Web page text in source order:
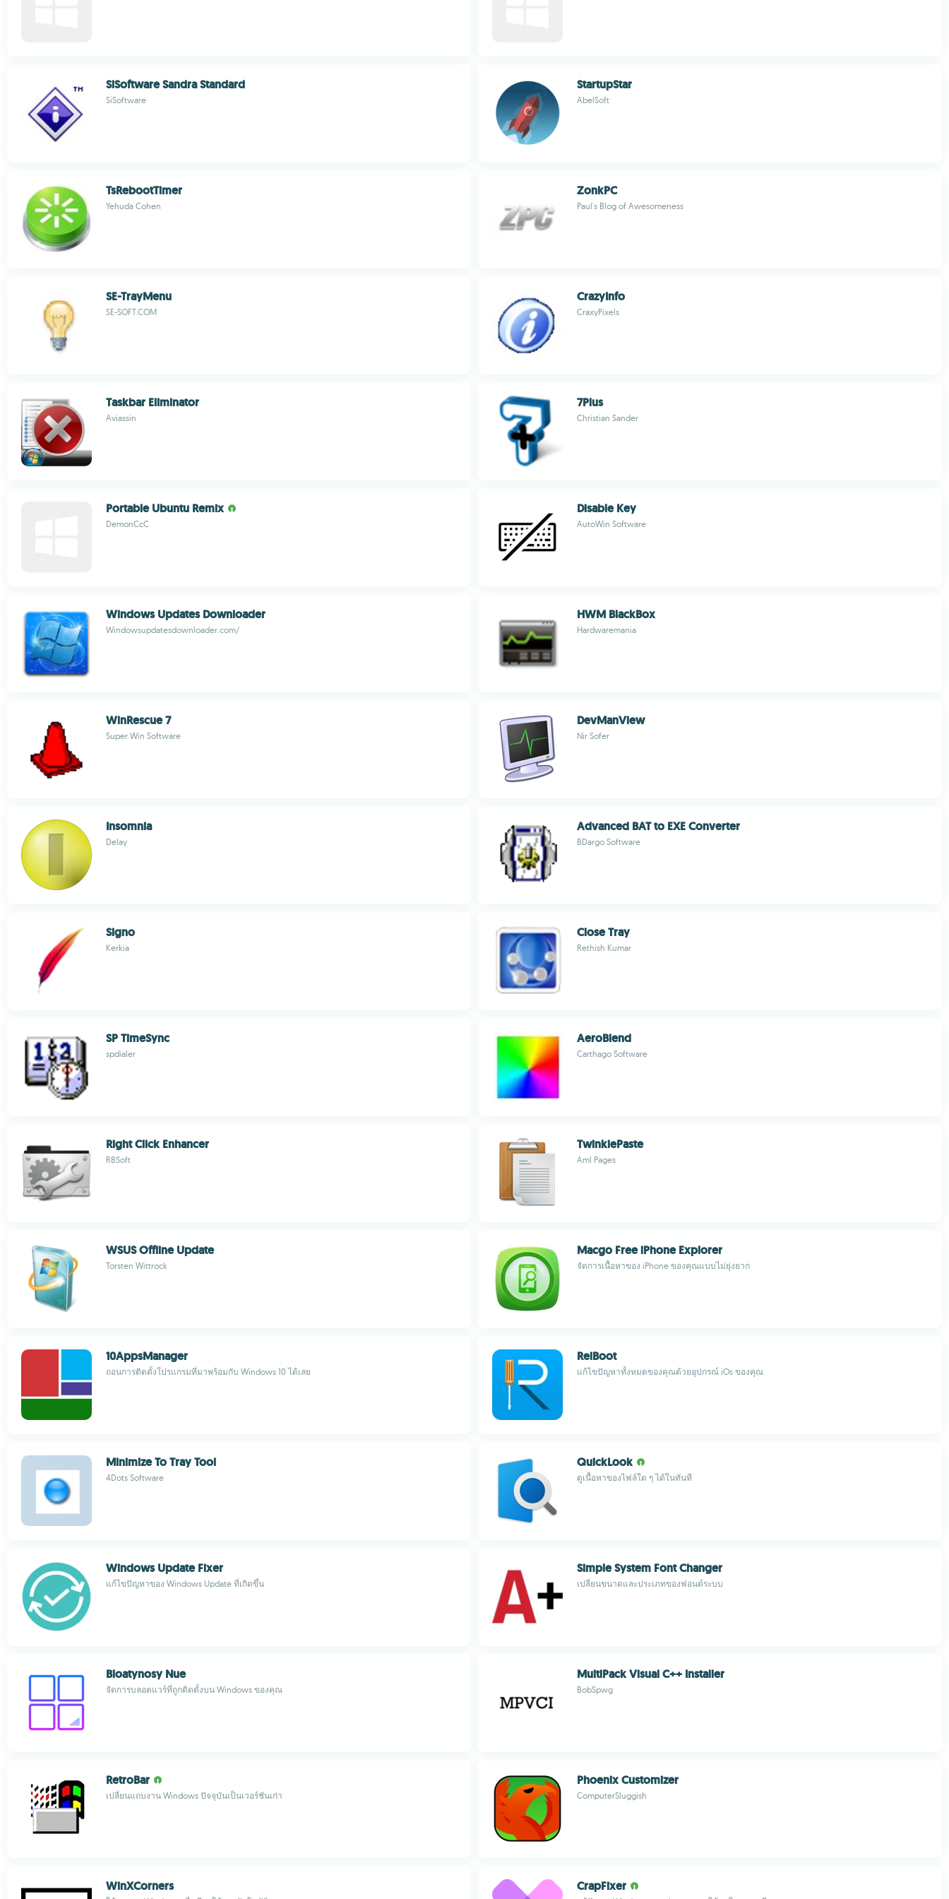
SiSoftware Sandra Standard
SiSoftware
StartupStar
AbelSoft
TsRebootTimer
Yehuda Cohen
ZonkPC
Paul's Blog of Awesomeness
SE-TrayMenu
SE-SOFT.COM
CrazyInfo
CraxyPixels
Taskbar Eliminator
Aviassin
7Plus
Christian Sander
Portable Ubuntu Remix
DemonCcC
Disable Key
AutoWin Software
Windows Updates Downloader
Windowsupdatesdownloader.com/
HWM BlackBox
Hardwaremania
WinRescue 7
Super Win Software
DevManView
Nir Sofer
Insomnia
Delay
Advanced BAT to EXE Converter
BDargo Software
Signo
Kerkia
Close Tray
Rethish Kumar
SP TimeSync
spdialer
AeroBlend
Carthago Software
Right Click Enhancer
RBSoft
TwinkiePaste
Aml Pages
WSUS Offline Update
Torsten Wittrock
Macgo Free iPhone Explorer
จัดการเนื้อหาของ iPhone ของคุณแบบไม่ยุ่งยาก
10AppsManager
ถอนการติดตั้งโปรแกรมที่มาพร้อมกับ Windows 10 ได้เลย
ReiBoot
แก้ไขปัญหาทั้งหมดของคุณด้วยอุปกรณ์ iOs ของคุณ
Minimize To Tray Tool
4Dots Software
QuickLook
ดูเนื้อหาของไฟล์ใด ๆ ได้ในทันที
Windows Update Fixer
แก้ไขปัญหาของ Windows Update ที่เกิดขึ้น
Simple System Font Changer
เปลี่ยนขนาดและประเภทของฟอนต์ระบบ
Bloatynosy Nue
จัดการบลอตแวร์ที่ถูกติดตั้งบน Windows ของคุณ
MultiPack Visual C++ Installer
BobSpwg
RetroBar
เปลี่ยนแถบงาน Windows ปัจจุบันเป็นเวอร์ชันเก่า
Phoenix Customizer
ComputerSluggish
WinXCorners CrapFixer